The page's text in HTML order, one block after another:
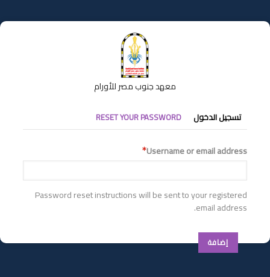
إلى
المحتوى
معهد جنوب مصر للأورام
التبويبات
الأساسية
تسجيل الدخول RESET YOUR PASSWORD
Username or email address
Password reset instructions will be sent to your registered
email address.